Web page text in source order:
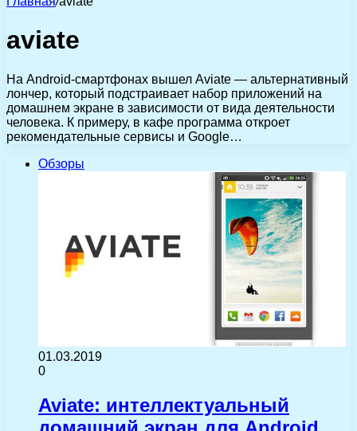
aviate
На Android-смартфонах вышел Aviate — альтернативный
лончер, который подстраивает набор приложений на
домашнем экране в зависимости от вида деятельности
человека. К примеру, в кафе программа откроет
рекомендательные сервисы и Google…
Обзоры
01.03.2019
0
Aviate: интеллектуальный